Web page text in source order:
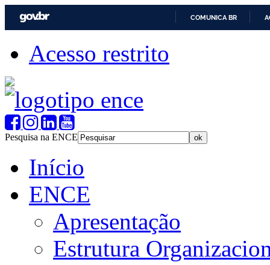
COMUNICA BR
Acesso restrito
Pesquisa na ENCE
Início
ENCE
Apresentação
Estrutura